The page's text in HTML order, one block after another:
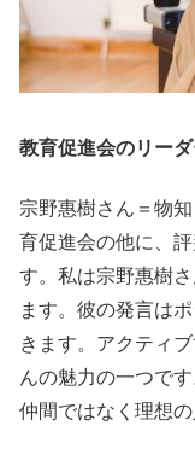
教育促進会のリー
宗野惠樹さん＝物
育促進会の他に、
す。私は宗野惠樹
ます。彼の発言は
きます。アクティ
んの魅力の一つで
仲間ではなく理想の